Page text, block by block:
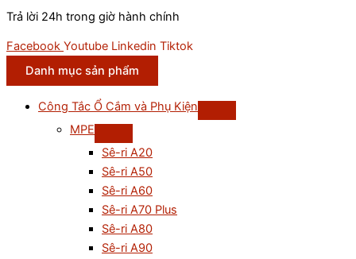
Trả lời 24h trong giờ hành chính
Facebook Youtube Linkedin Tiktok
Danh mục sản phẩm
Công Tắc Ổ Cắm và Phụ Kiện
MPE
Sê-ri A20
Sê-ri A50
Sê-ri A60
Sê-ri A70 Plus
Sê-ri A80
Sê-ri A90